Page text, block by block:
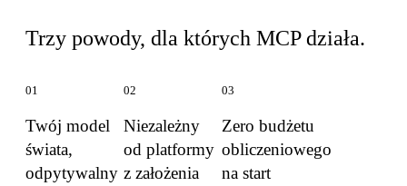
Trzy powody, dla których MCP działa.
01
Twój model
świata,
odpytywalny
02
Niezależny
od platformy
z założenia
03
Zero budżetu
obliczeniowego
na start